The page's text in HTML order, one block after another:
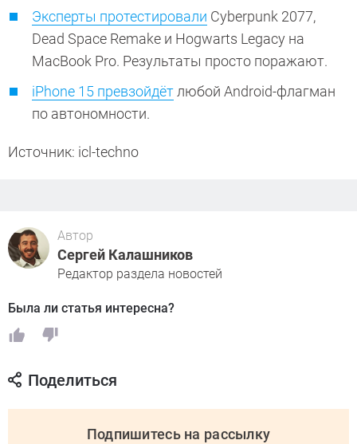
Эксперты протестировали Cyberpunk 2077,
Dead Space Remake и Hogwarts Legacy на
MacBook Pro. Результаты просто поражают.
iPhone 15 превзойдёт любой Android-флагман
по автономности.
Источник: icl-techno
Автор
Сергей Калашников
Редактор раздела новостей
Была ли статья интересна?
Поделиться
Подпишитесь на рассылку